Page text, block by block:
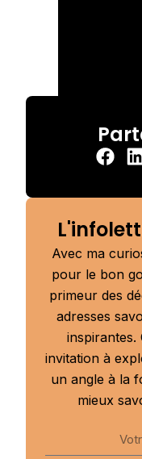
Avec ma
pour le bon
primeur des
adresses
inspirantes.
invitation à
un angle à la
mieux